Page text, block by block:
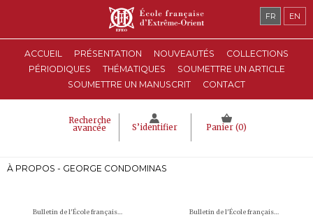
ACCUEIL PRÉSENTATION NOUVEAUTÉS
COLLECTIONS
PÉRIODIQUES
THÉMATIQUES
SOUMETTRE UN ARTICLE
SOUMETTRE UN MANUSCRIT
CONTACT
Recherche
avancée S’identifier Panier (0)
FR EN
À PROPOS - GEORGE CONDOMINAS
Bulletin de l'École française d'Extrême-Orient (BEFEO) Bulletin de l'École française d'Extrême-Orient (BEFEO)